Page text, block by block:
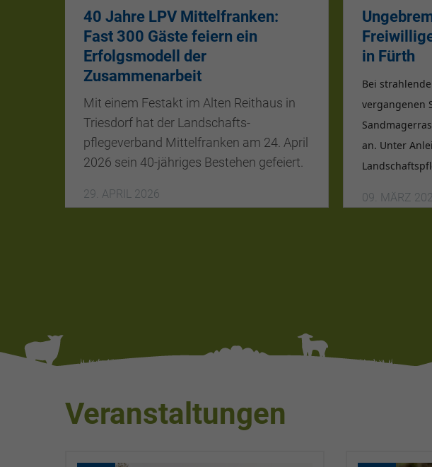
40 Jahre LPV Mittelfranken:
Fast 300 Gäste feiern ein
Erfolgsmodell der
Zusammenarbeit
Mit einem Festakt im Alten Reithaus in
Triesdorf hat der Landschafts-
pflegeverband Mittelfranken am 24. April
2026 sein 40-jähriges Bestehen gefeiert.
29. APRIL 2026
in Fürth
Bei
vergangenen
an. Unter
09. MÄRZ
Veranstaltungen